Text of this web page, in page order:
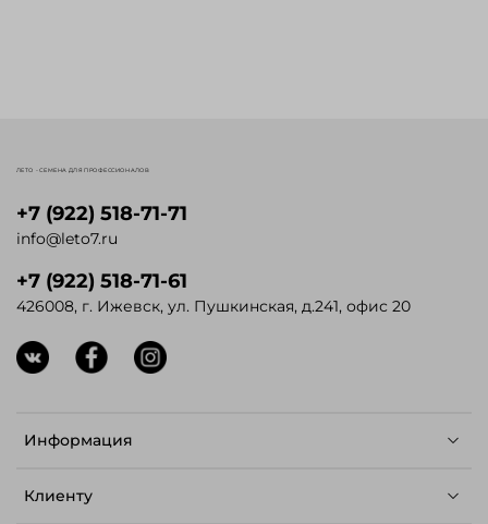
Информация
Клиенту
+7 (922) 518-71-71
info@leto7.ru
+7 (922) 518-71-61
426008, г. Ижевск, ул. Пушкинская, д.241, офис 20
ЛЕТО - СЕМЕНА ДЛЯ ПРОФЕССИОНАЛОВ